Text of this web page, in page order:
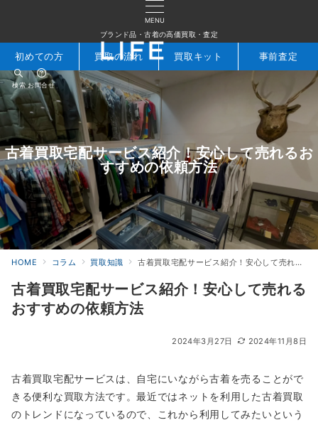
MENU
ブランド品・古着の高価買取・査定
検索 お問合せ
初めての方 買取の流れ 買取キット 事前査定
古着買取宅配サービス紹介！安心して売れるお
すすめの依頼方法
HOME コラム 買取知識 古着買取宅配サービス紹介！安心して売れるおすすめの依頼方法
古着買取宅配サービス紹介！安心して売れる
おすすめの依頼方法
2024年3月27日 2024年11月8日
古着買取宅配サービスは、自宅にいながら古着を売ることがで
きる便利な買取方法です。最近ではネットを利用した古着買取
のトレンドになっているので、これから利用してみたいという